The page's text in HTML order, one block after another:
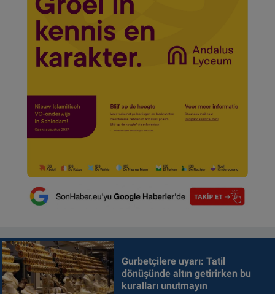
Gurbetçilere uyarı: Tatil
dönüşünde altın getirirken bu
kuralları unutmayın